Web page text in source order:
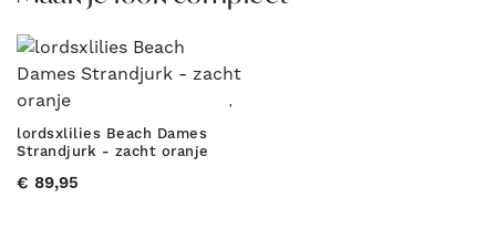
lordsxlilies Beach Dames
Strandjurk - zacht oranje
€ 89,95